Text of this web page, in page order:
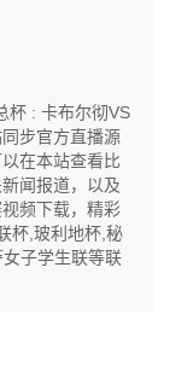
杯 : 卡布尔彻VS
步官方直播源
在本站查看比
闻报道，以及
频下载，精彩
杯,玻利地杯,秘
子学生联等联